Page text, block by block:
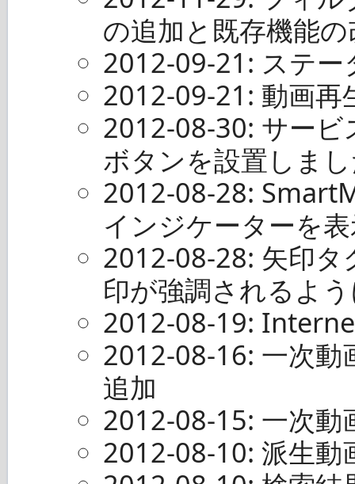
の追加と既存機能
2012-09-21: ステ
2012-09-21: 動画再
2012-08-30: サー
ボタンを設置しま
2012-08-28:
インジケーターを
2012-08-28: 矢印
印が強調されるよ
2012-08-19:
2012-08-16: 一次
追加
2012-08-15: 一次動
2012-08-10: 派生動